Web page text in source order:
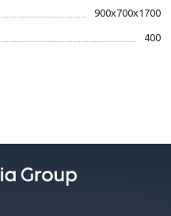
900x700x1700
400